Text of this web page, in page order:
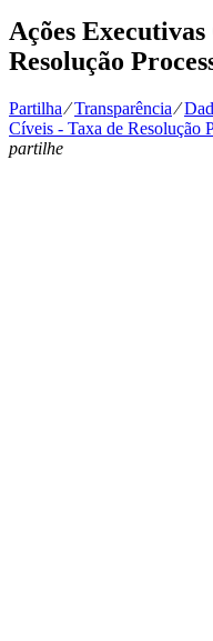
Ações
Resolução
Partilha⁄Transparência⁄
Cíveis - Taxa de Resolução
partilhe